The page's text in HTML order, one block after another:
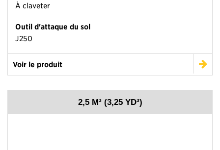
À claveter
Outil d'attaque du sol
J250
Voir le produit
2,5 M³ (3,25 YD³)